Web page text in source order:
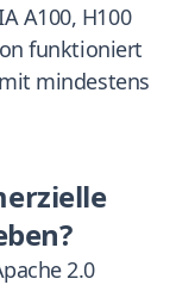
A100, H100
funktioniert
mit mindestens
2.0